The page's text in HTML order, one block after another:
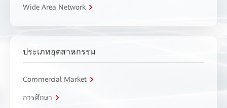
Wide Area Network
ประเภทอุตสาหกรรม
Commercial Market
การศึกษา